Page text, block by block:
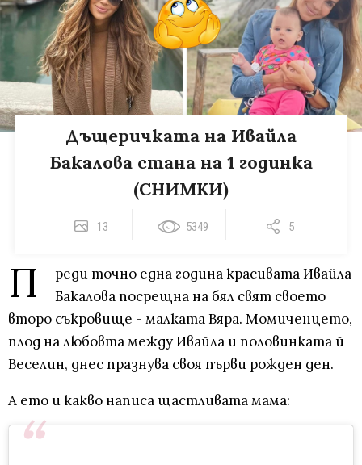
Дъщеричката на Ивайла
Бакалова стана на 1 годинка
(СНИМКИ)
13 5349 5
П
реди точно една година красивата Ивайла
Бакалова посрещна на бял свят свoeто
второ съкровище - малката Вяра. Момиченцето,
плод на любовта между Ивайла и половинката й
Веселин, днес празнува своя първи рожден ден.
A ето и какво написа щастливата мама: